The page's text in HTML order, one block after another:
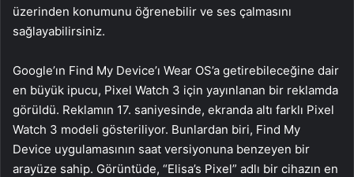
üzerinden konumunu öğrenebilir ve ses çalmasını
sağlayabilirsiniz.
Google’ın Find My Device’ı Wear OS’a getirebileceğine dair
en büyük ipucu, Pixel Watch 3 için yayınlanan bir reklamda
görüldü. Reklamın 17. saniyesinde, ekranda altı farklı Pixel
Watch 3 modeli gösteriliyor. Bunlardan biri, Find My
Device uygulamasının saat versiyonuna benzeyen bir
arayüze sahip. Görüntüde, “Elisa’s Pixel” adlı bir cihazın en